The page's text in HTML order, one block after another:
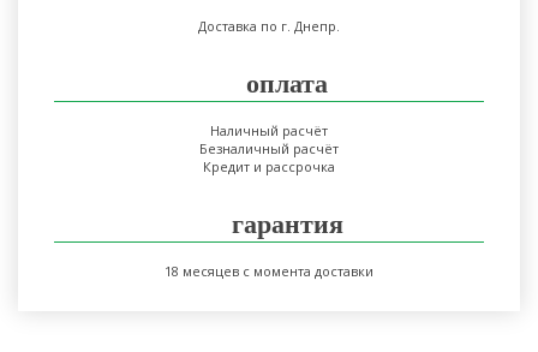
Доставка по г. Днепр.
оплата
Наличный расчёт
Безналичный расчёт
Кредит и рассрочка
гарантия
18 месяцев с момента доставки